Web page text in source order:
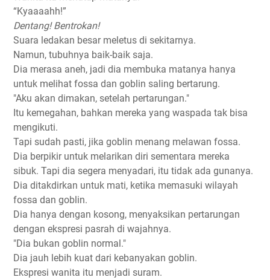
“Kyaaaahh!”
Dentang! Bentrokan!
Suara ledakan besar meletus di sekitarnya.
Namun, tubuhnya baik-baik saja.
Dia merasa aneh, jadi dia membuka matanya hanya
untuk melihat fossa dan goblin saling bertarung.
"Aku akan dimakan, setelah pertarungan."
Itu kemegahan, bahkan mereka yang waspada tak bisa
mengikuti.
Tapi sudah pasti, jika goblin menang melawan fossa.
Dia berpikir untuk melarikan diri sementara mereka
sibuk. Tapi dia segera menyadari, itu tidak ada gunanya.
Dia ditakdirkan untuk mati, ketika memasuki wilayah
fossa dan goblin.
Dia hanya dengan kosong, menyaksikan pertarungan
dengan ekspresi pasrah di wajahnya.
"Dia bukan goblin normal."
Dia jauh lebih kuat dari kebanyakan goblin.
Ekspresi wanita itu menjadi suram.